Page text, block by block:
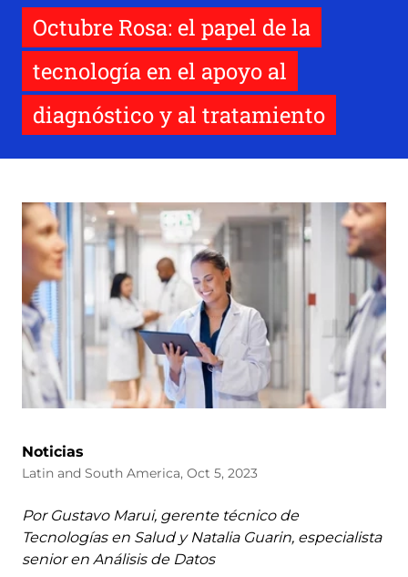
Octubre Rosa: el papel de la
tecnología en el apoyo al
diagnóstico y al tratamiento
Noticias
Latin and South America, Oct 5, 2023
Por Gustavo Marui, gerente técnico de
Tecnologías en Salud y Natalia Guarin, especialista
senior en Análisis de Datos